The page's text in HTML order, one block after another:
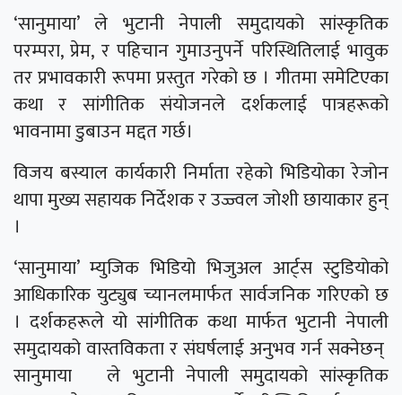
‘सानुमाया’ ले भुटानी नेपाली समुदायको सांस्कृतिक
परम्परा, प्रेम, र पहिचान गुमाउनुपर्ने परिस्थितिलाई भावुक
तर प्रभावकारी रूपमा प्रस्तुत गरेको छ । गीतमा समेटिएका
कथा र सांगीतिक संयोजनले दर्शकलाई पात्रहरूको
भावनामा डुबाउन मद्दत गर्छ।
विजय बस्याल कार्यकारी निर्माता रहेको भिडियोका रेजोन
थापा मुख्य सहायक निर्देशक र उज्ज्वल जोशी छायाकार हुन्
।
‘सानुमाया’ म्युजिक भिडियो भिजुअल आर्ट्स स्टुडियोको
आधिकारिक युट्युब च्यानलमार्फत सार्वजनिक गरिएको छ
। दर्शकहरूले यो सांगीतिक कथा मार्फत भुटानी नेपाली
समुदायको वास्तविकता र संघर्षलाई अनुभव गर्न सक्नेछन्
सानुमाया ले भुटानी नेपाली समुदायको सांस्कृतिक